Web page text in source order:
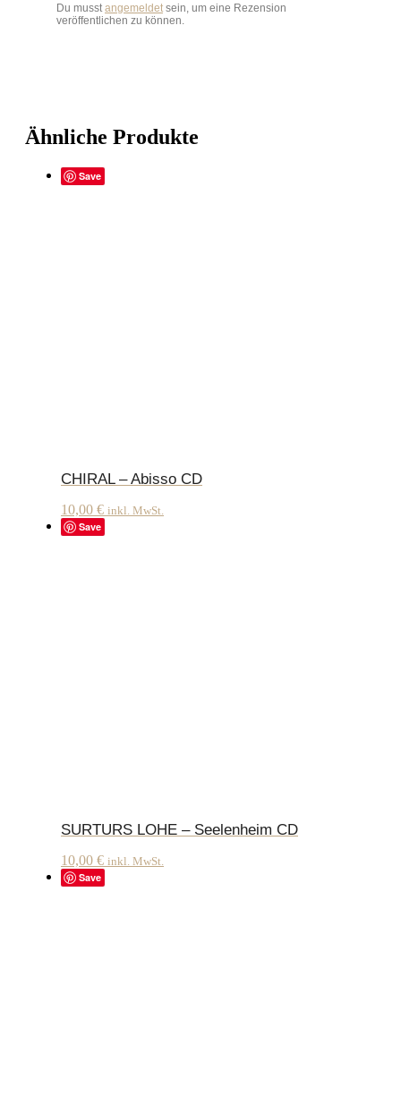
Du musstangemeldetsein, um eine Rezension
veröffentlichen zu können.
Ähnliche Produkte
Save
CHIRAL – Abisso CD
10,00 € inkl. MwSt.
Save
SURTURS LOHE – Seelenheim CD
10,00 € inkl. MwSt.
Save